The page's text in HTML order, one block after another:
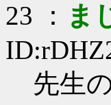
23 ： ま
先生